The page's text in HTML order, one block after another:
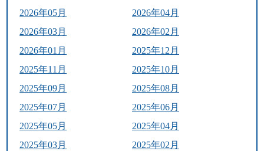
2026年05月
2026年04月
2026年03月
2026年02月
2026年01月
2025年12月
2025年11月
2025年10月
2025年09月
2025年08月
2025年07月
2025年06月
2025年05月
2025年04月
2025年03月
2025年02月